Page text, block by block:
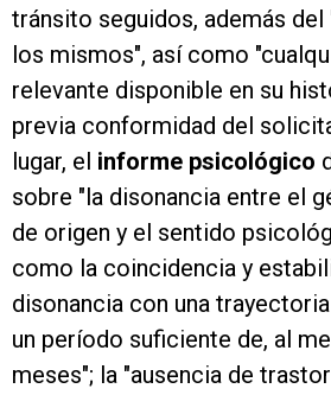
tránsito seguidos, además del
los mismos", así como
relevante disponible en su
previa conformidad del
lugar, el informe psicológico
sobre "la disonancia entre el
de origen y el sentido
como la coincidencia y
disonancia con una
un período suficiente de, al
meses"; la "ausencia de